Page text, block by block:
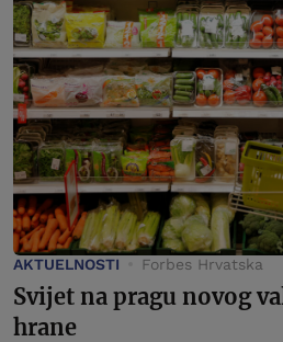
AKTUELNOSTI Forbes Hrvatska
Svijet na pragu novog
hrane